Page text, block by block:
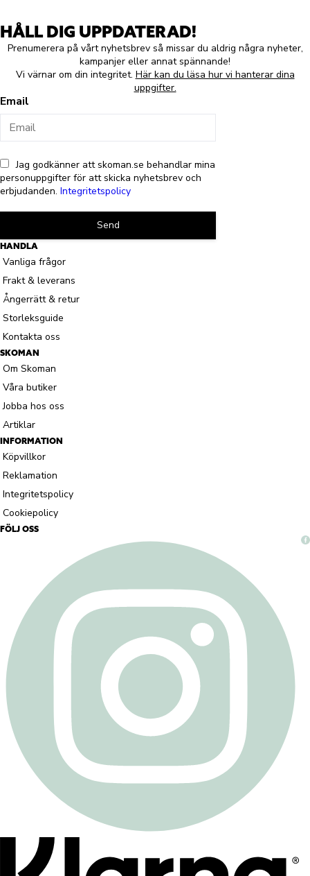
HÅLL DIG UPPDATERAD!
Prenumerera på vårt nyhetsbrev så missar du aldrig några nyheter,
kampanjer eller annat spännande!
Vi värnar om din integritet. Här kan du läsa hur vi hanterar dina
uppgifter.
Email
Jag godkänner att skoman.se behandlar mina
personuppgifter för att skicka nyhetsbrev och
erbjudanden. Integritetspolicy
Send
HANDLA
Vanliga frågor
Frakt & leverans
Ångerrätt & retur
Storleksguide
Kontakta oss
SKOMAN
Om Skoman
Våra butiker
Jobba hos oss
Artiklar
INFORMATION
Köpvillkor
Reklamation
Integritetspolicy
Cookiepolicy
FÖLJ OSS